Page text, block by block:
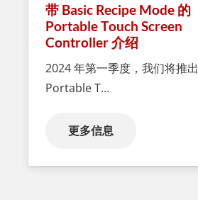
带 Basic Recipe Mode 的
Portable Touch Screen
Controller 介绍
2024 年第一季度，我们将推
Portable T…
更多信息